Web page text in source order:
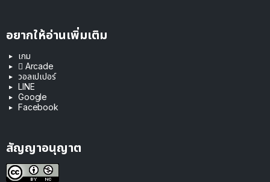
อยากให้อ่านเพิ่มเติม
เกม
 Arcade
วอลเปเปอร์
LINE
Google
Facebook
สัญญาอนุญาต